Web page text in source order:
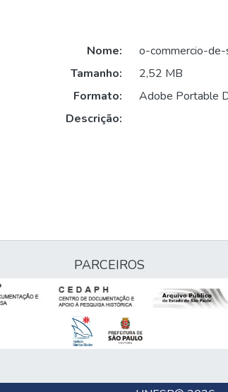
Nome:
o-commercio-
Tamanho:
2,52 MB
Formato:
Adobe Portable
Descrição:
PARCEIROS